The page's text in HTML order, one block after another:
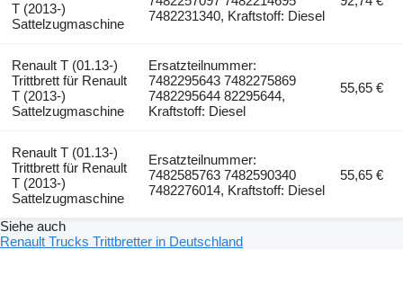
T (2013-)
Sattelzugmaschine
7482231340, Kraftstoff: Diesel
Renault T (01.13-)
Trittbrett für Renault
T (2013-)
Sattelzugmaschine
Ersatzteilnummer:
7482295643 7482275869
7482295644 82295644,
Kraftstoff: Diesel
55,65 €
Renault T (01.13-)
Trittbrett für Renault
T (2013-)
Sattelzugmaschine
Ersatzteilnummer:
7482585763 7482590340
7482276014, Kraftstoff: Diesel
55,65 €
Siehe auch
Renault Trucks Trittbretter in Deutschland